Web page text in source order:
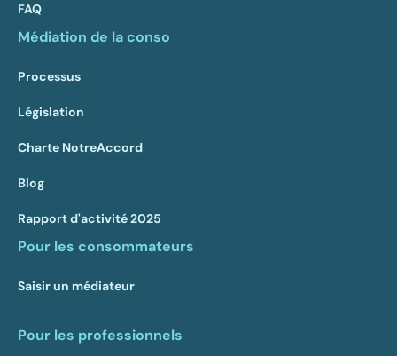
FAQ
Médiation de la conso
Processus
Législation
Charte NotreAccord
Blog
Rapport d'activité 2025
Pour les consommateurs
Saisir un médiateur
Pour les professionnels